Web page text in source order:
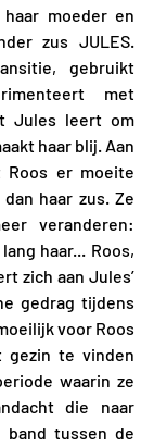
moeder en
zus JULES.
gebruikt
met
Jules leert om
haar blij. Aan
er moeite
dan haar zus. Ze
veranderen:
haar... Roos,
zich aan Jules’
gedrag tijdens
voor Roos
gezin te vinden
waarin ze
die naar
band tussen de